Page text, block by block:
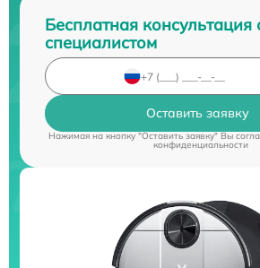
Бесплатная консультация
специалистом
Оставить заявку
Нажимая на кнопку "Оставить заявку" Вы
конфиденциальности